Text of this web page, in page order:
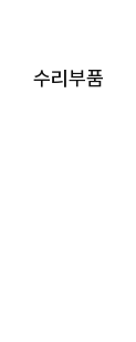
수리부품